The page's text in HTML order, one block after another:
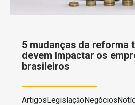
5 mudanças da reforma
devem impactar os
brasileiros
ArtigosLegislaçãoNegócios